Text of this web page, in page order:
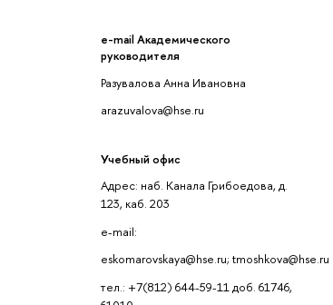
e-mail Академического
руководителя
Разувалова Анна Ивановна
arazuvalova@hse.ru
Учебный офис
Адрес: наб. Канала Грибоедова, д.
123, каб. 203
e-mail:
eskomarovskaya@hse.ru; tmoshkova@hse.ru
тел.: +7(812) 644-59-11 доб. 61746,